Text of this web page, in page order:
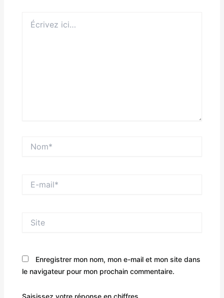
ici…
mail*
Enregistrer mon nom, mon e-mail et mon site dans
le navigateur pour mon prochain commentaire.
Saisissez votre réponse en chiffres